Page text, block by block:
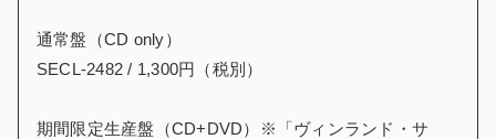
通常盤（CD only）
SECL-2482 / 1,300円（税別）
期間限定生産盤（CD+DVD）※「ヴィンランド・サ